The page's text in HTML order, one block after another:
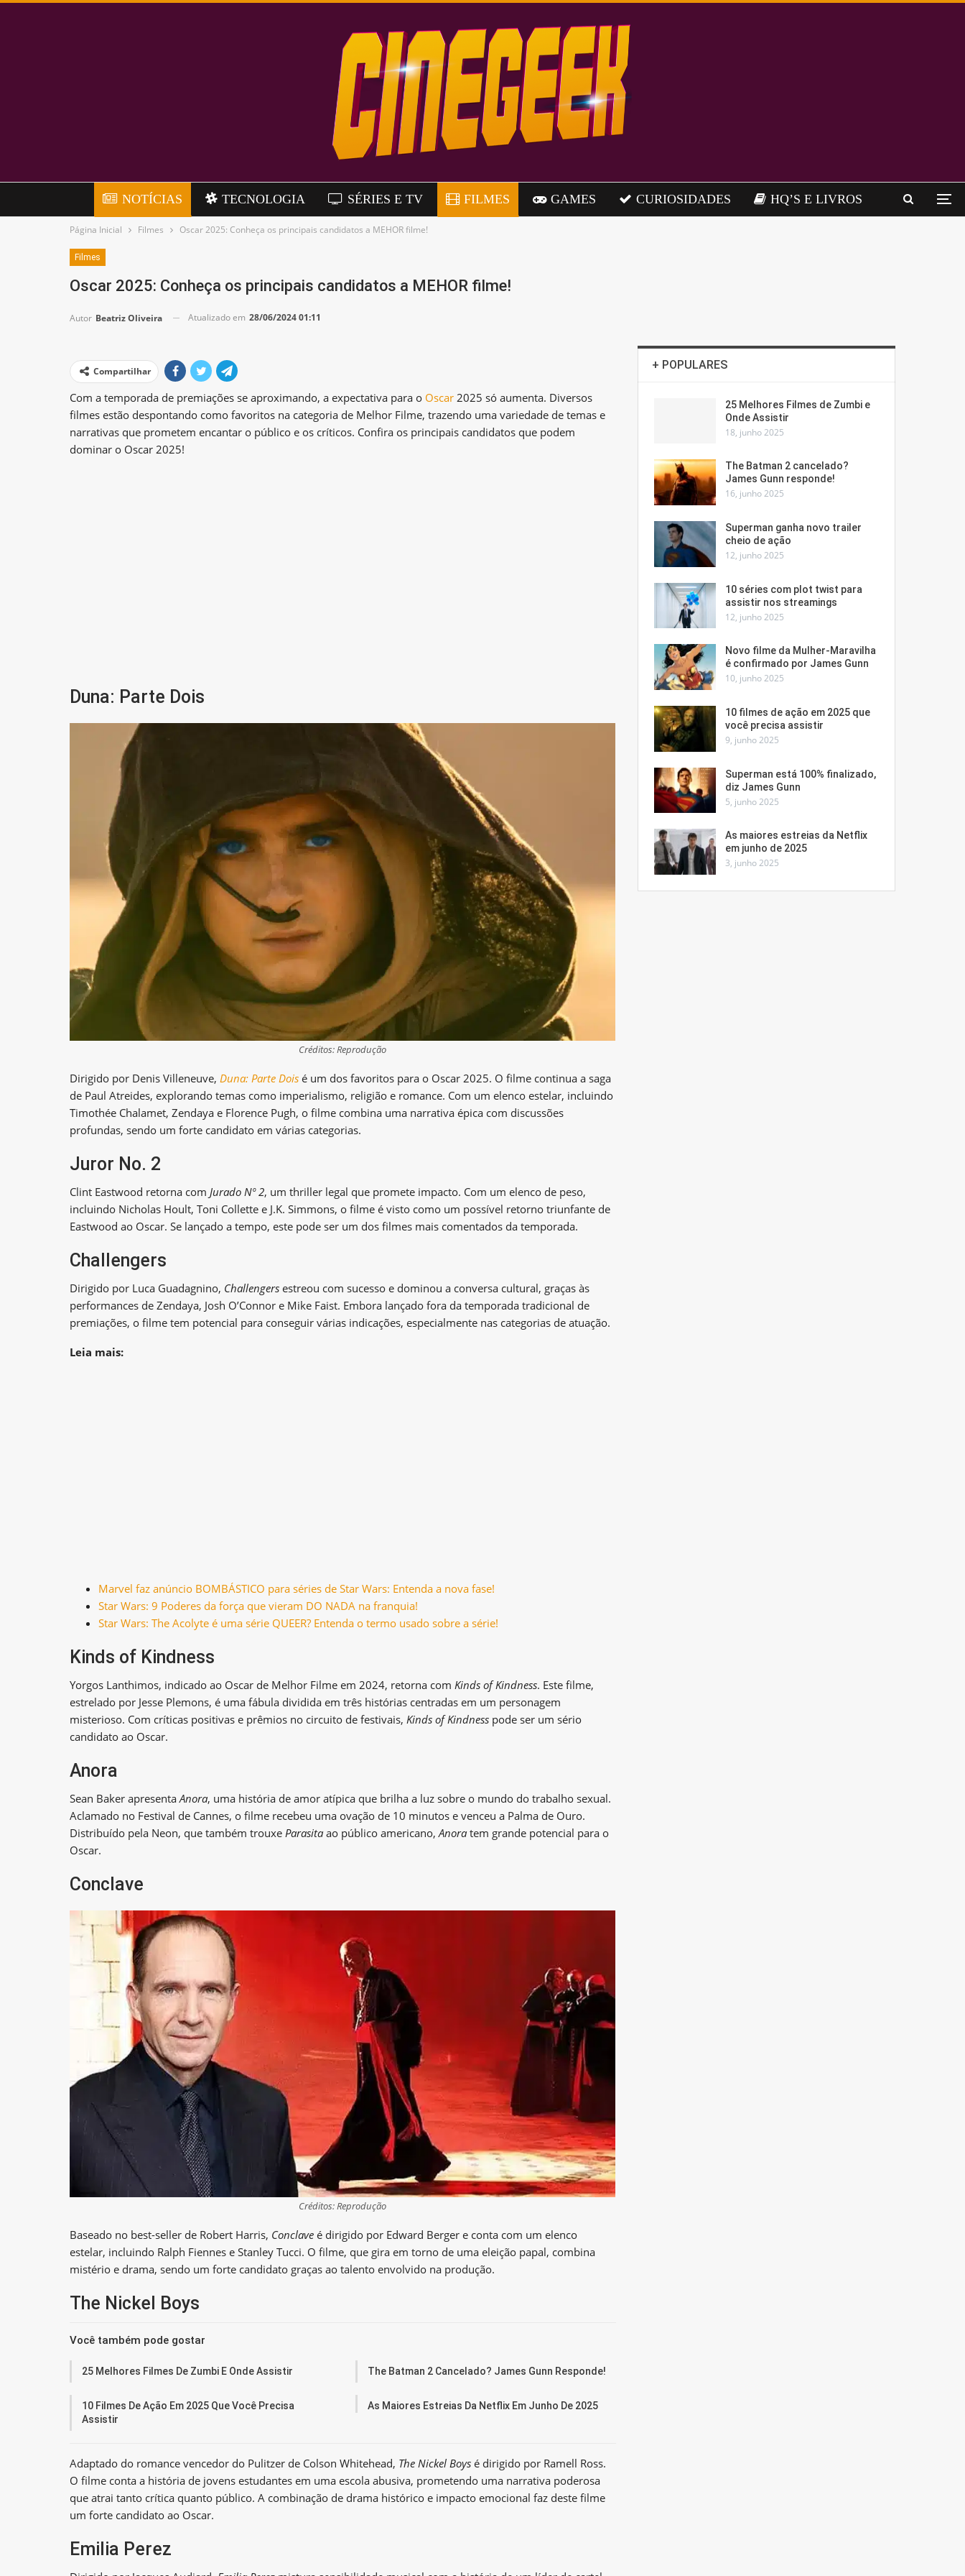
NOTÍCIAS TECNOLOGIA SÉRIES E TV FILMES GAMES CURIOSIDADES HQ’S E LIVROS
Página Inicial Filmes Oscar 2025: Conheça os principais candidatos a MEHOR filme!
Filmes
Oscar 2025: Conheça os principais candidatos a MEHOR filme!
Autor Beatriz Oliveira Atualizado em 28/06/2024 01:11
Compartilhar
Com a temporada de premiações se aproximando, a expectativa para o Oscar 2025 só aumenta. Diversos
filmes estão despontando como favoritos na categoria de Melhor Filme, trazendo uma variedade de temas e
narrativas que prometem encantar o público e os críticos. Confira os principais candidatos que podem
dominar o Oscar 2025!
Duna: Parte Dois
Créditos: Reprodução
Dirigido por Denis Villeneuve, Duna: Parte Dois é um dos favoritos para o Oscar 2025. O filme continua a saga
de Paul Atreides, explorando temas como imperialismo, religião e romance. Com um elenco estelar, incluindo
Timothée Chalamet, Zendaya e Florence Pugh, o filme combina uma narrativa épica com discussões
profundas, sendo um forte candidato em várias categorias.
Juror No. 2
Clint Eastwood retorna com Jurado Nº 2, um thriller legal que promete impacto. Com um elenco de peso,
incluindo Nicholas Hoult, Toni Collette e J.K. Simmons, o filme é visto como um possível retorno triunfante de
Eastwood ao Oscar. Se lançado a tempo, este pode ser um dos filmes mais comentados da temporada.
Challengers
Dirigido por Luca Guadagnino, Challengers estreou com sucesso e dominou a conversa cultural, graças às
performances de Zendaya, Josh O’Connor e Mike Faist. Embora lançado fora da temporada tradicional de
premiações, o filme tem potencial para conseguir várias indicações, especialmente nas categorias de atuação.
Leia mais:
Marvel faz anúncio BOMBÁSTICO para séries de Star Wars: Entenda a nova fase!
Star Wars: 9 Poderes da força que vieram DO NADA na franquia!
Star Wars: The Acolyte é uma série QUEER? Entenda o termo usado sobre a série!
Kinds of Kindness
Yorgos Lanthimos, indicado ao Oscar de Melhor Filme em 2024, retorna com Kinds of Kindness. Este filme,
estrelado por Jesse Plemons, é uma fábula dividida em três histórias centradas em um personagem
misterioso. Com críticas positivas e prêmios no circuito de festivais, Kinds of Kindness pode ser um sério
candidato ao Oscar.
Anora
Sean Baker apresenta Anora, uma história de amor atípica que brilha a luz sobre o mundo do trabalho sexual.
Aclamado no Festival de Cannes, o filme recebeu uma ovação de 10 minutos e venceu a Palma de Ouro.
Distribuído pela Neon, que também trouxe Parasita ao público americano, Anora tem grande potencial para o
Oscar.
Conclave
Créditos: Reprodução
Baseado no best-seller de Robert Harris, Conclave é dirigido por Edward Berger e conta com um elenco
estelar, incluindo Ralph Fiennes e Stanley Tucci. O filme, que gira em torno de uma eleição papal, combina
mistério e drama, sendo um forte candidato graças ao talento envolvido na produção.
The Nickel Boys
Você também pode gostar
25 Melhores Filmes De Zumbi E Onde Assistir The Batman 2 Cancelado? James Gunn Responde!
10 Filmes De Ação Em 2025 Que Você Precisa
Assistir
As Maiores Estreias Da Netflix Em Junho De 2025
Adaptado do romance vencedor do Pulitzer de Colson Whitehead, The Nickel Boys é dirigido por Ramell Ross.
O filme conta a história de jovens estudantes em uma escola abusiva, prometendo uma narrativa poderosa
que atrai tanto crítica quanto público. A combinação de drama histórico e impacto emocional faz deste filme
um forte candidato ao Oscar.
Emilia Perez
+ POPULARES
25 Melhores Filmes de Zumbi e
Onde Assistir
18, junho 2025
The Batman 2 cancelado?
James Gunn responde!
16, junho 2025
Superman ganha novo trailer
cheio de ação
12, junho 2025
10 séries com plot twist para
assistir nos streamings
12, junho 2025
Novo filme da Mulher-Maravilha
é confirmado por James Gunn
10, junho 2025
10 filmes de ação em 2025 que
você precisa assistir
9, junho 2025
Superman está 100% finalizado,
diz James Gunn
5, junho 2025
As maiores estreias da Netflix
em junho de 2025
3, junho 2025